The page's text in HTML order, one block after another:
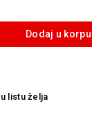
Dodaj u korpu
u listu želja